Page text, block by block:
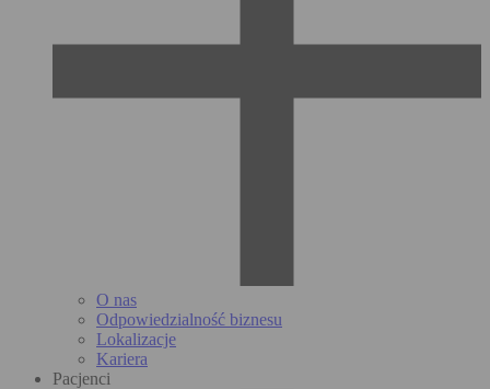
O nas
Odpowiedzialność biznesu
Lokalizacje
Kariera
Pacjenci